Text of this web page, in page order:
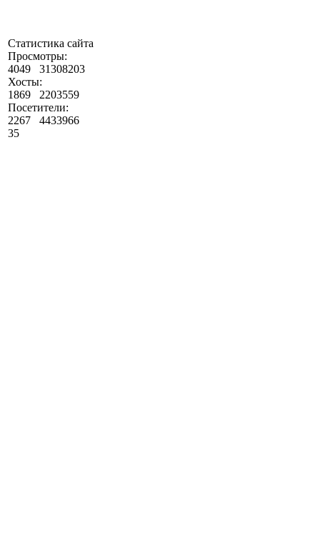
Статистика сайта
Просмотры:
4049
31308203
Хосты:
1869
2203559
Посетители:
2267
4433966
35